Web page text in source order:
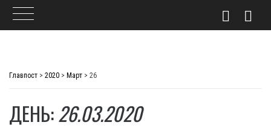
Главпост > 2020 > Март > 26
ДЕНЬ:26.03.2020